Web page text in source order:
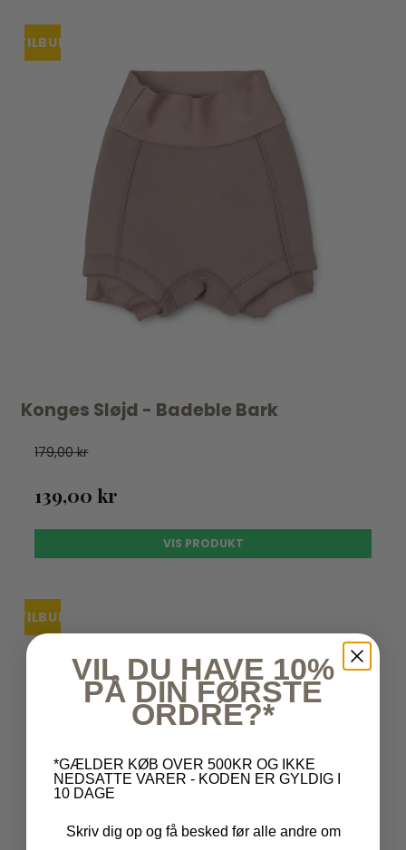
TILBUD
Konges Sløjd - Badeble Bark
179,00 kr
139,00 kr
VIS PRODUKT
TILBUD
VIL DU HAVE 10%
PÅ DIN FØRSTE
ORDRE?*
*GÆLDER KØB OVER 500KR OG IKKE
NEDSATTE VARER - KODEN ER GYLDIG I
10 DAGE
Skriv dig op og få besked før alle andre om